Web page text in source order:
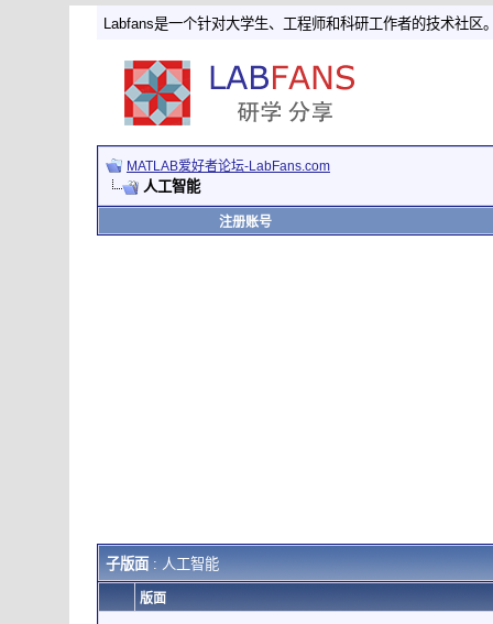
Labfans是一个针对大学生、工程师和科研工作者的技术社区
MATLAB爱好者论坛-LabFans.com
人工智能
注册账号
子版面: 人工智能
版面